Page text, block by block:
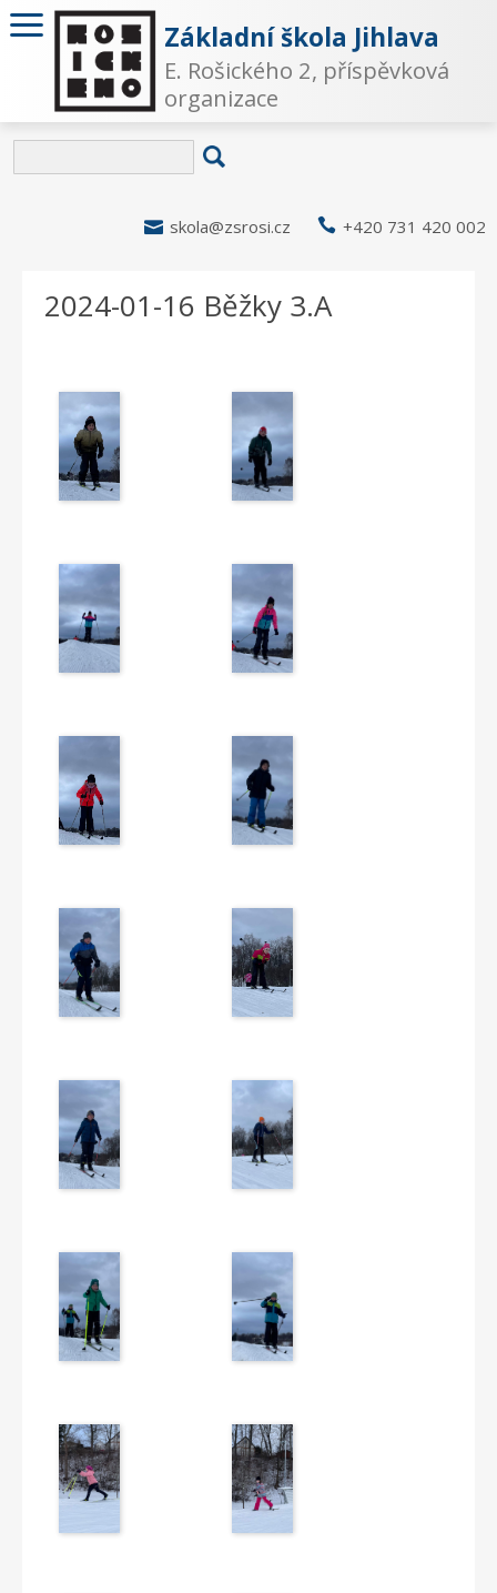
Základní škola Jihlava
E. Rošického 2, příspěvková
organizace
 skola@zsrosi.cz  +420 731 420 002
2024-01-16 Běžky 3.A